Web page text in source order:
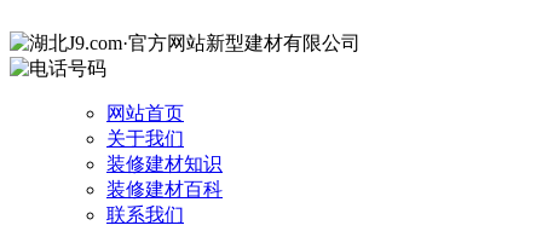
网站首页
关于我们
装修建材知识
装修建材百科
联系我们